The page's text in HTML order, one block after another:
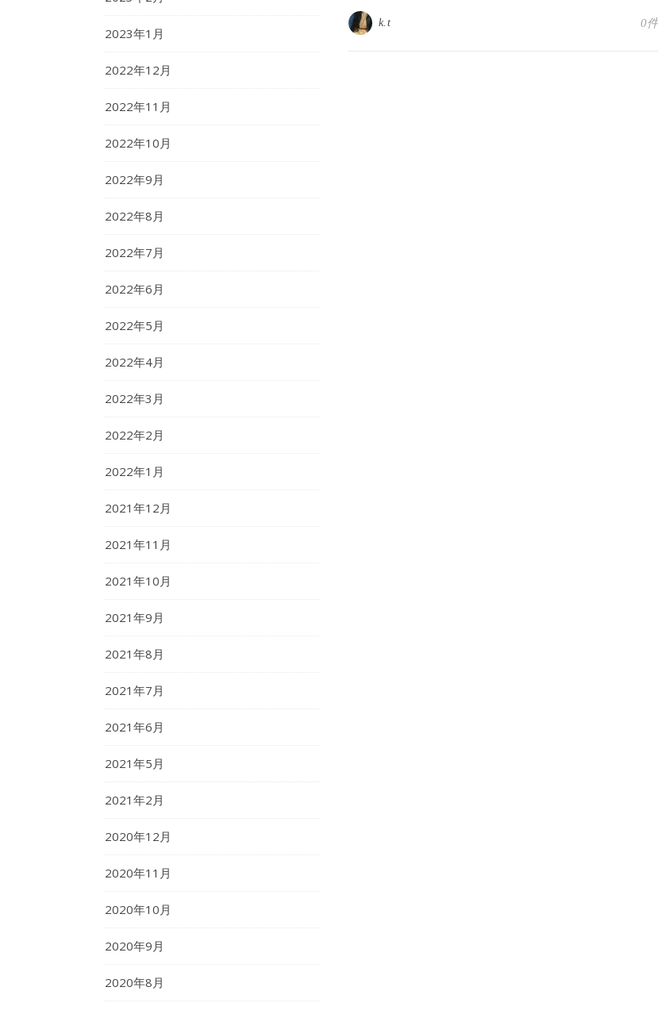
2023年1月
2022年12月
2022年11月
2022年10月
2022年9月
2022年8月
2022年7月
2022年6月
2022年5月
2022年4月
2022年3月
2022年2月
2022年1月
2021年12月
2021年11月
2021年10月
2021年9月
2021年8月
2021年7月
2021年6月
2021年5月
2021年2月
2020年12月
2020年11月
2020年10月
2020年9月
2020年8月
k.t 0